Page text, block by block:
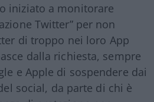
iniziato a monitorare
Twitter” per non
di troppo nei loro App
dalla richiesta, sempre
e Apple di sospendere dai
social, da parte di chi è